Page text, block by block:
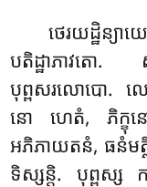
ថេរយដ្ឋិន្យ
បតិដ្ឋាភាវតោ.
បុព្ពសរលោបោ. ល
នោ ហេតំ, ភិក្ខុនោ
អភិភាយតនំ, ធនំមត្ថិ
ទិស្សន្តិ. បុព្ពស្ស ក